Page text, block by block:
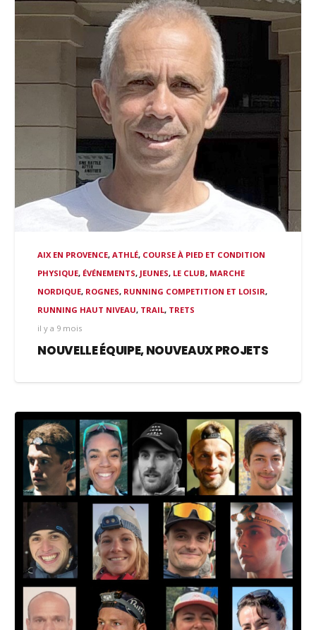
AIX EN PROVENCE,ATHLÉ, COURSE À PIED ET CONDITION
PHYSIQUE, ÉVÉNEMENTS, JEUNES, LE CLUB, MARCHE
NORDIQUE, ROGNES, RUNNING COMPETITION ET LOISIR,
RUNNING HAUT NIVEAU, TRAIL, TRETS
il y a 9 mois
NOUVELLE ÉQUIPE, NOUVEAUX PROJETS